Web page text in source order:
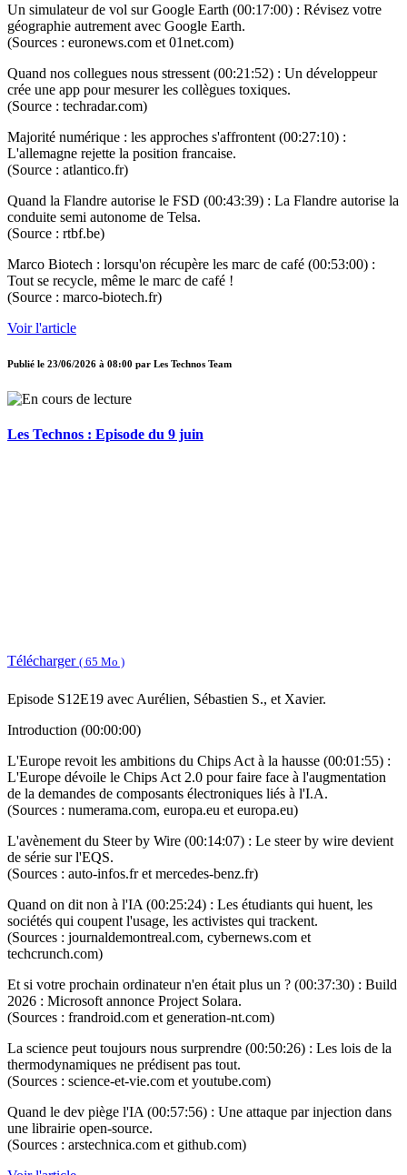
Un simulateur de vol sur Google Earth (00:17:00) : Révisez votre
géographie autrement avec Google Earth.
(Sources : euronews.com et 01net.com)
Quand nos collegues nous stressent (00:21:52) : Un développeur
crée une app pour mesurer les collègues toxiques.
(Source : techradar.com)
Majorité numérique : les approches s'affrontent (00:27:10) :
L'allemagne rejette la position francaise.
(Source : atlantico.fr)
Quand la Flandre autorise le FSD (00:43:39) : La Flandre autorise la
conduite semi autonome de Telsa.
(Source : rtbf.be)
Marco Biotech : lorsqu'on récupère les marc de café (00:53:00) :
Tout se recycle, même le marc de café !
(Source : marco-biotech.fr)
Voir l'article
Publié le 23/06/2026 à 08:00 par Les Technos Team
Les Technos : Episode du 9 juin
Télécharger ( 65 Mo )
Episode S12E19 avec Aurélien, Sébastien S., et Xavier.
Introduction (00:00:00)
L'Europe revoit les ambitions du Chips Act à la hausse (00:01:55) :
L'Europe dévoile le Chips Act 2.0 pour faire face à l'augmentation
de la demandes de composants électroniques liés à l'I.A.
(Sources : numerama.com, europa.eu et europa.eu)
L'avènement du Steer by Wire (00:14:07) : Le steer by wire devient
de série sur l'EQS.
(Sources : auto-infos.fr et mercedes-benz.fr)
Quand on dit non à l'IA (00:25:24) : Les étudiants qui huent, les
sociétés qui coupent l'usage, les activistes qui trackent.
(Sources : journaldemontreal.com, cybernews.com et
techcrunch.com)
Et si votre prochain ordinateur n'en était plus un ? (00:37:30) : Build
2026 : Microsoft annonce Project Solara.
(Sources : frandroid.com et generation-nt.com)
La science peut toujours nous surprendre (00:50:26) : Les lois de la
thermodynamiques ne prédisent pas tout.
(Sources : science-et-vie.com et youtube.com)
Quand le dev piège l'IA (00:57:56) : Une attaque par injection dans
une librairie open-source.
(Sources : arstechnica.com et github.com)